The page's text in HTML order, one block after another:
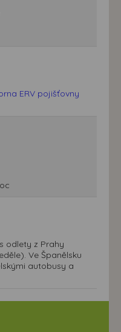
ERV pojišťovny
odlety z Prahy
Ve Španělsku
autobusy a